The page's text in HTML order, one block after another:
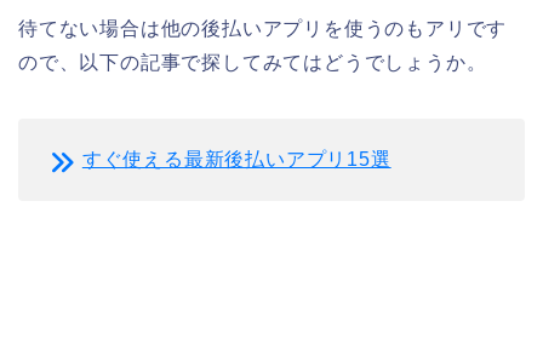
待てない場合は他の後払いアプリを使うのもアリです
ので、以下の記事で探してみてはどうでしょうか。
すぐ使える最新後払いアプリ15選